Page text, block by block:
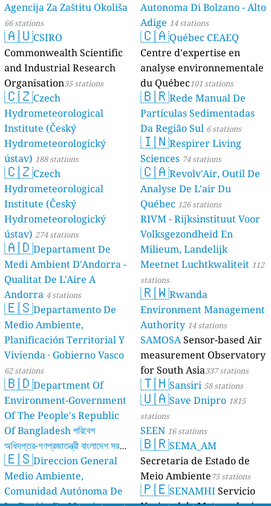
Agencija Za Zaštitu Okoliša
66 stations
🇦🇺CSIRO
Commonwealth Scientific
and Industrial Research
Organisation35 stations
🇨🇿Czech
Hydrometeorological
Institute (Český
Hydrometeorologický
ústav) 188 stations
🇨🇿Czech
Hydrometeorological
Institute (Český
Hydrometeorologický
ústav) 274 stations
🇦🇩Departament De
Medi Ambient D'Andorra -
Qualitat De L'Aire A
Andorra 4 stations
🇪🇸Departamento De
Medio Ambiente,
Planificación Territorial Y
Vivienda · Gobierno Vasco
62 stations
🇧🇩Department Of
Environment-Government
Of The People's Republic
Of Bangladesh পরিবেশ
অধিদপ্তর-গণপ্রজাতন্ত্রী বাংলাদেশ সরকার
17 stations
🇪🇸Direccion General
Medio Ambiente,
Comunidad Autónoma De
Autonoma Di Bolzano - Alto
Adige 14 stations
🇨🇦Québec CEAEQ
Centre d'expertise en
analyse environnementale
du Québec101 stations
🇧🇷Rede Manual De
Partículas Sedimentadas
Da Região Sul 6 stations
🇮🇳Respirer Living
Sciences 74 stations
🇨🇦Revolv'Air, Outil De
Analyse De L'air Du
Québec 126 stations
RIVM - Rijksinstituut Voor
Volksgezondheid En
Milieum, Landelijk
Meetnet Luchtkwaliteit 112
stations
🇷🇼Rwanda
Environment Management
Authority 14 stations
SAMOSASensor-based Air
measurement Observatory
for South Asia337 stations
🇹🇭Sansiri 58 stations
🇺🇦Save Dnipro 1815
stations
SEEN 16 stations
🇧🇷SEMA_AM
Secretaria de Estado de
Meio Ambiente75 stations
🇵🇪SENAMHIServicio